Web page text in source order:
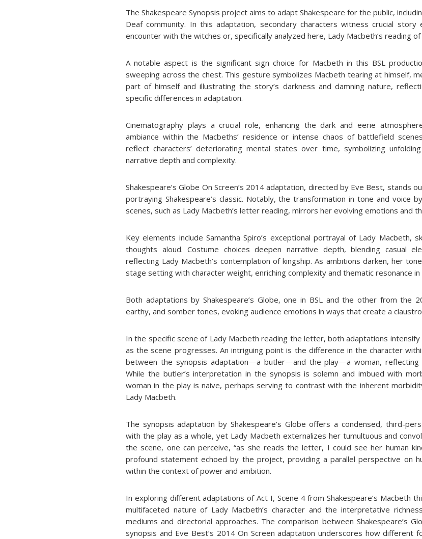
The Shakespeare Synopsis project aims to adapt Shakespeare for the public,
Deaf community. In this adaptation, secondary characters witness crucial story
encounter with the witches or, specifically analyzed here, Lady Macbeth’s reading
A notable aspect is the significant sign choice for Macbeth in this BSL
sweeping across the chest. This gesture symbolizes Macbeth tearing at himself,
part of himself and illustrating the story’s darkness and damning nature,
specific differences in adaptation.
Cinematography plays a crucial role, enhancing the dark and eerie
ambiance within the Macbeths’ residence or intense chaos of battlefield
reflect characters’ deteriorating mental states over time, symbolizing
narrative depth and complexity.
Shakespeare’s Globe On Screen’s 2014 adaptation, directed by Eve Best, stands
portraying Shakespeare’s classic. Notably, the transformation in tone and voice
scenes, such as Lady Macbeth’s letter reading, mirrors her evolving emotions and
Key elements include Samantha Spiro’s exceptional portrayal of Lady Macbeth,
thoughts aloud. Costume choices deepen narrative depth, blending casual
reflecting Lady Macbeth’s contemplation of kingship. As ambitions darken, her
stage setting with character weight, enriching complexity and thematic resonance
Both adaptations by Shakespeare’s Globe, one in BSL and the other from the
earthy, and somber tones, evoking audience emotions in ways that create a
In the specific scene of Lady Macbeth reading the letter, both adaptations
as the scene progresses. An intriguing point is the difference in the character
between the synopsis adaptation—a butler—and the play—a woman, reflecting
While the butler’s interpretation in the synopsis is solemn and imbued with
woman in the play is naive, perhaps serving to contrast with the inherent
Lady Macbeth.
The synopsis adaptation by Shakespeare’s Globe offers a condensed, third-
with the play as a whole, yet Lady Macbeth externalizes her tumultuous and
the scene, one can perceive, “as she reads the letter, I could see her human
profound statement echoed by the project, providing a parallel perspective on
within the context of power and ambition.
In exploring different adaptations of Act I, Scene 4 from Shakespeare’s Macbeth
multifaceted nature of Lady Macbeth’s character and the interpretative
mediums and directorial approaches. The comparison between Shakespeare’s
synopsis and Eve Best’s 2014 On Screen adaptation underscores how different